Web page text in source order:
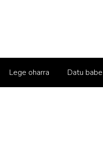
Lege oharra Datu